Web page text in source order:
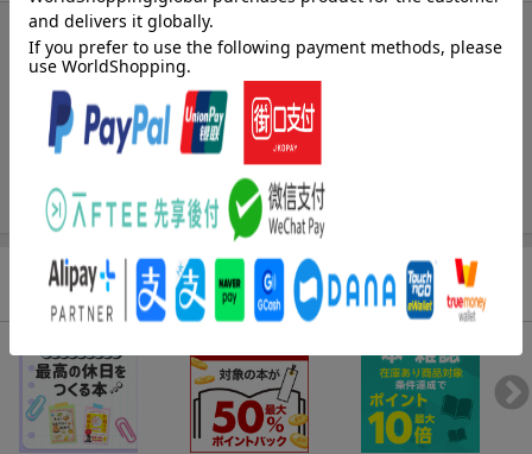
ブックスのレビュー
まだレビューがありません。
関連特集